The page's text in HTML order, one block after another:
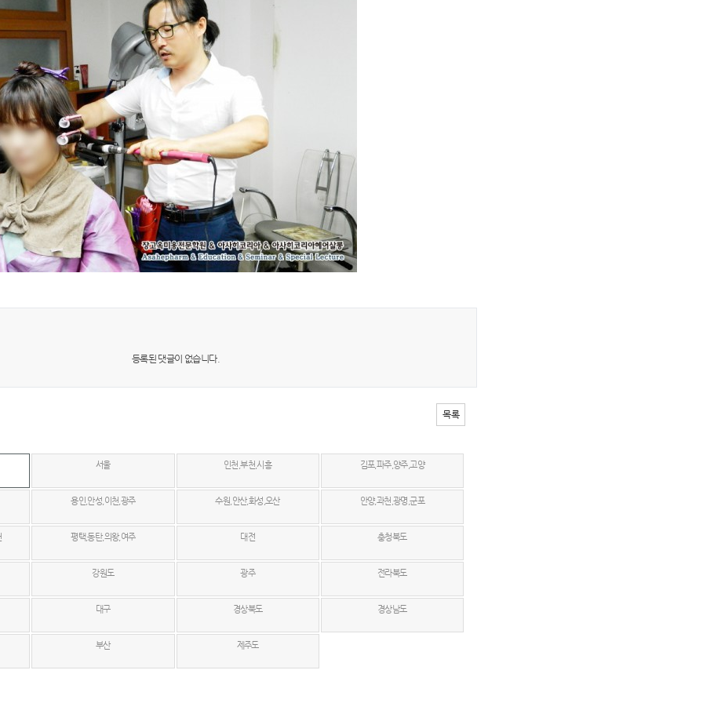
등록된 댓글이 없습니다.
목록
서울 인천,부천,시흥 김포,파주,양주,고양
용인,안성,이천,광주 수원,안산,화성,오산 안양,과천,광명,군포
평택,동탄,의왕,여주 대전 충청북도
강원도 광주 전라북도
대구 경상북도 경상남도
부산 제주도